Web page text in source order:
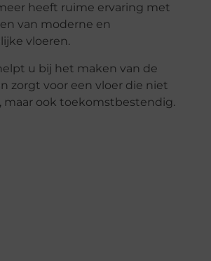
heeft ruime ervaring met
van moderne en
vloeren.
u bij het maken van de
zorgt voor een vloer die niet
maar ook toekomstbestendig.